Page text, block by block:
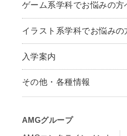
CG学科
アニメーション学科
声優学科
ゲーム系学科でお悩みの方
イラスト系学科でお悩みの
入学案内
募集要項
早期出願制度・AOエント
入学までの流れ
学費サポート・各種制度
その他・各種情報
アクセス
AMGグループ